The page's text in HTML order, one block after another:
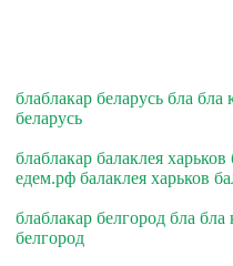
блаблакар беларусь бла бла
беларусь
блаблакар балаклея
едем.рф балаклея харьков
блаблакар белгород бла
белгород